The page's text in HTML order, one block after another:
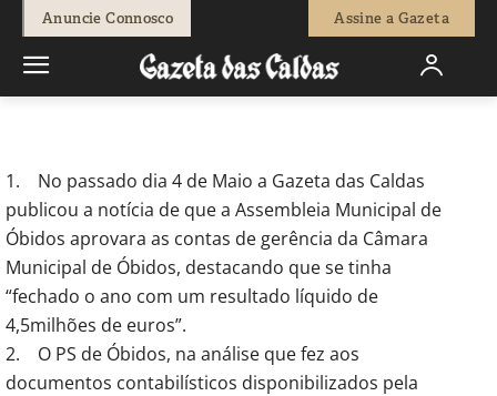
Anuncie Connosco Assine a Gazeta
Redação - 11 de Maio, 2012 0
1. No passado dia 4 de Maio a Gazeta das Caldas
publicou a notícia de que a Assembleia Municipal de
Óbidos aprovara as contas de gerência da Câmara
Municipal de Óbidos, destacando que se tinha
“fechado o ano com um resultado líquido de
4,5milhões de euros”.
2. O PS de Óbidos, na análise que fez aos
documentos contabilísticos disponibilizados pela